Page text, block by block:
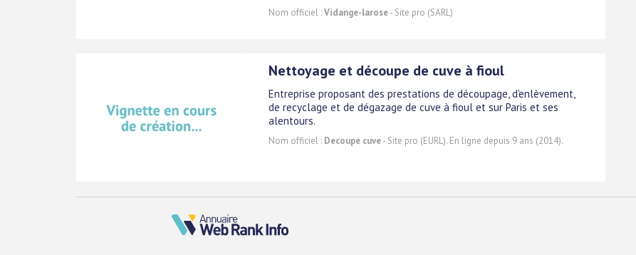
Nom officiel :Vidange-larose- Site pro (SARL)
Nettoyage et découpe de cuve à fioul
Entreprise proposant des prestations de découpage, d'enlèvement,
de recyclage et de dégazage de cuve à fioul et sur Paris et ses
alentours.
Nom officiel : Decoupe cuve- Site pro (EURL). En ligne depuis 9 ans (2014).